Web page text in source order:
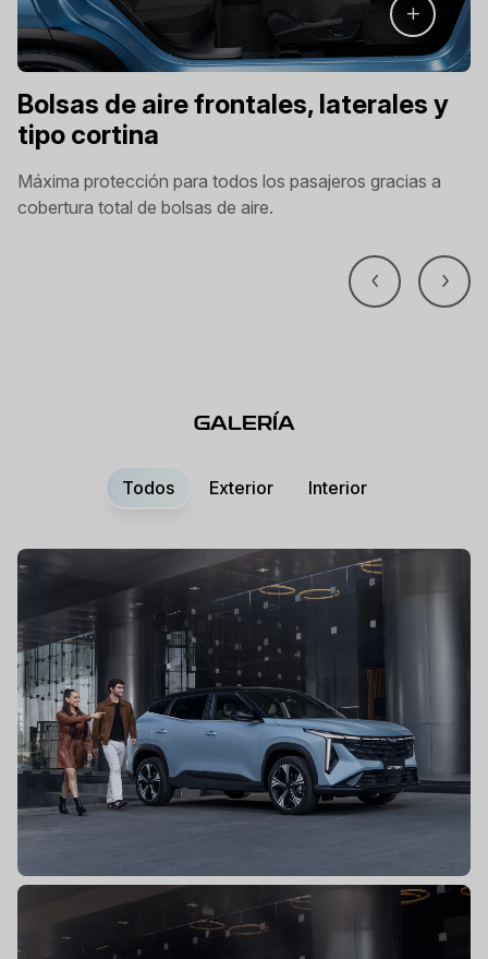
Bolsas de aire frontales, laterales y
tipo cortina
Máxima protección para todos los pasajeros gracias a
cobertura total de bolsas de aire.
GALERÍA
Todos Exterior Interior